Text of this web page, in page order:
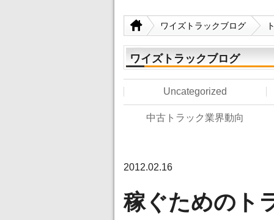
ワイズトラックブログ
ワイズトラックブログ
Uncategorized
中古トラック業界動向
2012.02.16
稼ぐためのト